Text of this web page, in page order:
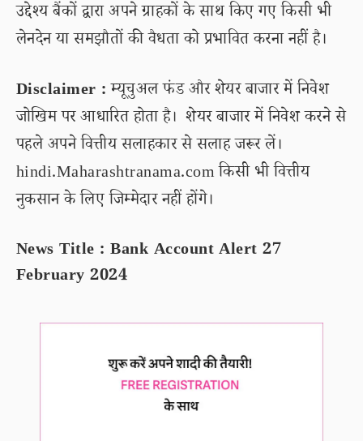
उद्देश्य बैंकों द्वारा अपने ग्राहकों के साथ किए गए किसी भी
लेनदेन या समझौतों की वैधता को प्रभावित करना नहीं है।
Disclaimer :म्यूचुअल फंड और शेयर बाजार में निवेश
जोखिम पर आधारित होता है। शेयर बाजार में निवेश करने से
पहले अपने वित्तीय सलाहकार से सलाह जरूर लें।
hindi.Maharashtranama.com किसी भी वित्तीय
नुकसान के लिए जिम्मेदार नहीं होंगे।
News Title : Bank Account Alert 27
February 2024